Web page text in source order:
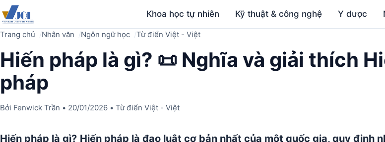
Khoa học tự nhiên Kỹ thuật & công nghệ Y dược
Trang chủ Nhân văn Ngôn ngữ học Từ điển Việt - Việt
Hiến pháp là gì? 📜 Nghĩa và giải thích
pháp
Bởi Fenwick Trần • 20/01/2026 • Từ điển Việt - Việt
Hiến pháp là gì? Hiến pháp là đạo luật cơ bản nhất của một quốc gia, quy định